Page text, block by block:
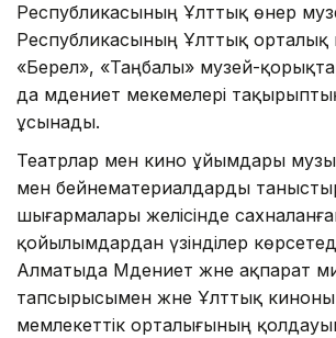
Республикасының Ұлттық өнер
Республикасының Ұлттық орталық
«Берел», «Таңбалы» музей-
да мәдениет мекемелері
ұсынады.
Театрлар мен кино ұйымдары
мен бейнематериалдарды
шығармалары желісінде
қойылымдардан үзінділер
Алматыда Мәдениет және ақпарат
тапсырысымен және Ұлттық
мемлекеттік орталығының